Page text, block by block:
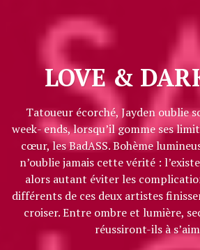
LOVE &
Tatoueur écorché, Jayden oublie
week- ends, lorsqu’il gomme ses
cœur, les BadASS. Bohème
n’oublie jamais cette vérité :
alors autant éviter les
différents de ces deux artistes
croiser. Entre ombre et lumière,
réussiront-ils à